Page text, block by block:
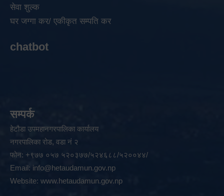
सेवा शुल्क
घर जग्गा कर/ एकीकृत सम्पति कर
chatbot
सम्पर्क
हेटौडा उपमहानगरपालिका कार्यालय
नगरपालिका रोड, वडा नं २
फोन: +९७७ ०५७ ५२०३७७/५२४६८८/५२००४४/
Email: info@hetaudamun.gov.np
Website: www.hetaudamun.gov.np